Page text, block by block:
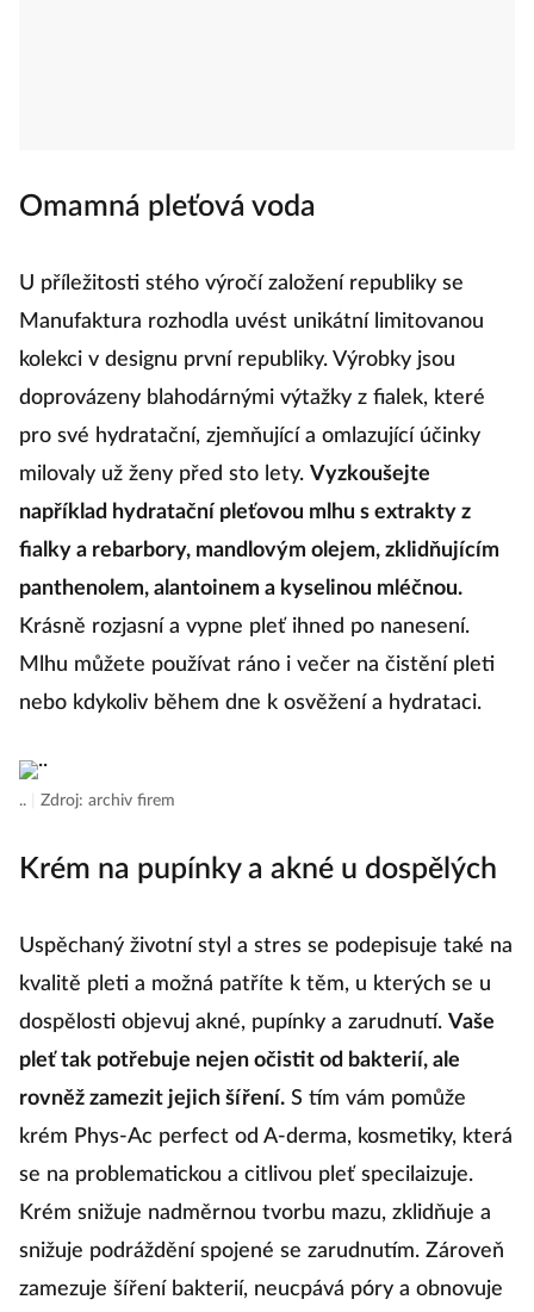
Omamná pleťová voda
U příležitosti stého výročí založení republiky se
Manufaktura rozhodla uvést unikátní limitovanou
kolekci v designu první republiky. Výrobky jsou
doprovázeny blahodárnými výtažky z fialek, které
pro své hydratační, zjemňující a omlazující účinky
milovaly už ženy před sto lety. Vyzkoušejte
například hydratační pleťovou mlhu s extrakty z
fialky a rebarbory, mandlovým olejem, zklidňujícím
panthenolem, alantoinem a kyselinou mléčnou.
Krásně rozjasní a vypne pleť ihned po nanesení.
Mlhu můžete používat ráno i večer na čistění pleti
nebo kdykoliv během dne k osvěžení a hydrataci.
.. Zdroj: archiv firem
Krém na pupínky a akné u dospělých
Uspěchaný životní styl a stres se podepisuje také na
kvalitě pleti a možná patříte k těm, u kterých se u
dospělosti objevuj akné, pupínky a zarudnutí. Vaše
pleť tak potřebuje nejen očistit od bakterií, ale
rovněž zamezit jejich šíření. S tím vám pomůže
krém Phys-Ac perfect od A-derma, kosmetiky, která
se na problematickou a citlivou pleť specilaizuje.
Krém snižuje nadměrnou tvorbu mazu, zklidňuje a
snižuje podráždění spojené se zarudnutím. Zároveň
zamezuje šíření bakterií, neucpává póry a obnovuje